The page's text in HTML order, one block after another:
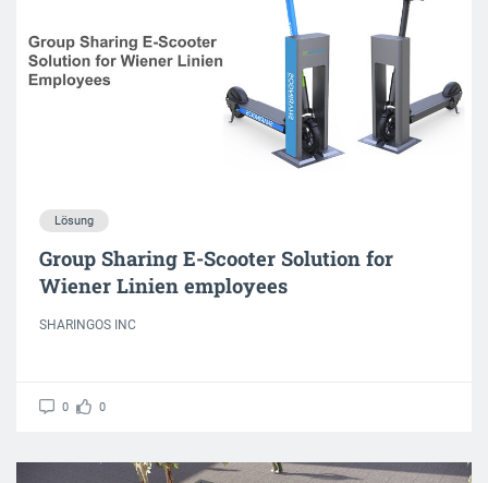
Lösung
Group Sharing E-Scooter Solution for
Wiener Linien employees
SHARINGOS INC
0 0